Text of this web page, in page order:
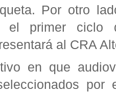
Por otro
el primer ciclo
al CRA
en que
por